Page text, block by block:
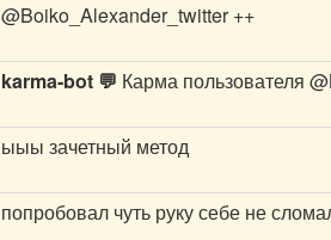
@Boiko_Alexander_twitter++
karma-bot 💬 Карма пользователя
ыыы зачетный метод
попробовал чуть руку себе не